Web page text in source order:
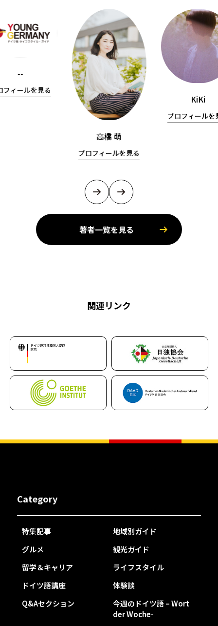
--
フィールを見る
高橋 萌
プロフィールを見る
KiKi
プロフィールを
著者一覧を見る
関連リンク
Category
特集記事
地域別ガイド
グルメ
観光ガイド
留学＆キャリア
ライフスタイル
ドイツ語講座
体験談
Q&Aセクション
今週のドイツ語 – Wort
der Woche-